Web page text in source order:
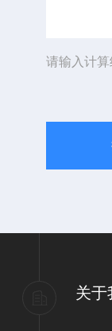
请输入计
关于